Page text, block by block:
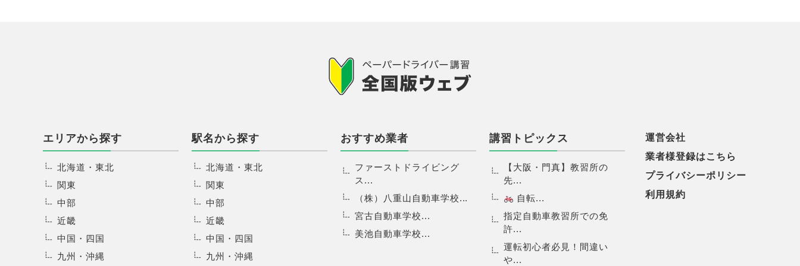
エリアから探す
北海道・東北
関東
中部
近畿
中国・四国
九州・沖縄
駅名から探す
北海道・東北
関東
中部
近畿
中国・四国
九州・沖縄
おすすめ業者
ファーストドライビング
ス...
（株）八重山自動車学校...
宮古自動車学校...
美池自動車学校...
講習トピックス
【大阪・門真】教習所の
先...
自転...
指定自動車教習所での免
許...
運転初心者必見！間違い
や...
運営会社
業者様登録はこちら
プライバシーポリシー
利用規約